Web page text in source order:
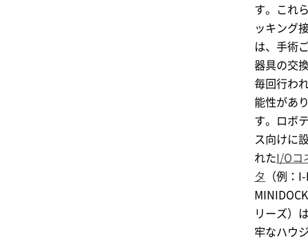
す。これ
ッキング
は、手術
器具の交
毎回行わ
能性があ
す。ロボ
ス向けに
れたI/Oコ
タ （例： I-
MINIDOCK
リーズ）
牢なハウ